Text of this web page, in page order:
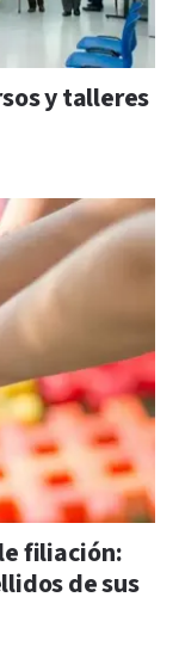
y talleres
filiación:
de sus